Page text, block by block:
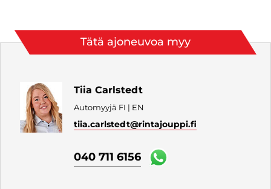
Tätä ajoneuvoa myy
Tiia Carlstedt
Automyyjä FI | EN
tiia.carlstedt@rintajouppi.fi
040 711 6156